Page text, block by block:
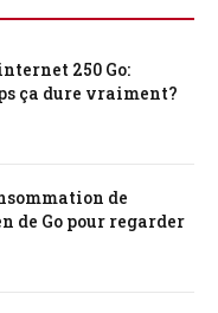
250 Go:
ça dure vraiment?
de
de Go pour regarder